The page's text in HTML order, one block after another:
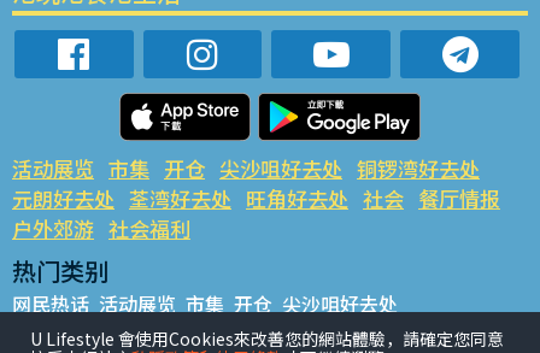
活动展览 市集 开仓 尖沙咀好去处 铜锣湾好去处
元朗好去处 荃湾好去处 旺角好去处 社会 餐厅情报
户外郊游 社会福利
热门类别
网民热话 活动展览 市集 开仓 尖沙咀好去处
铜锣湾好去处 元朗好去处 荃湾好去处 旺角好去处 社会
U Lifestyle 會使用Cookies來改善您的網站體驗，請確定您同意